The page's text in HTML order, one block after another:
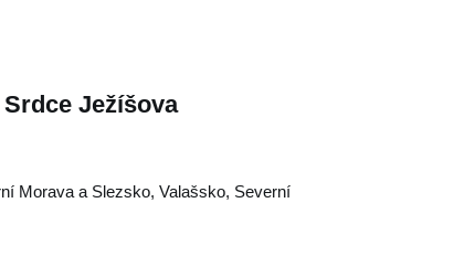
Ježíšova
Morava a Slezsko, Valašsko, Severní